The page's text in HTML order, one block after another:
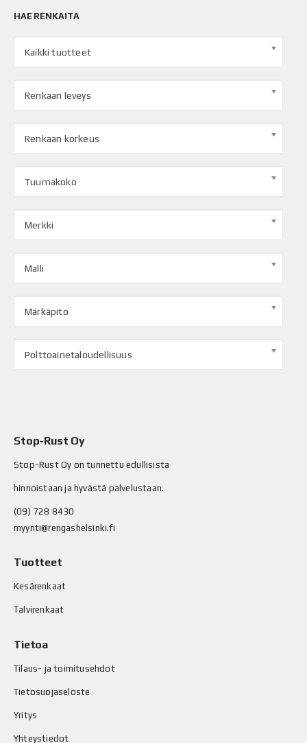
HAE RENKAITA
Kaikki tuotteet
Renkaan leveys
Renkaan korkeus
Tuumakoko
Merkki
Malli
Märkäpito
Polttoainetaloudellisuus
Stop-Rust Oy
Stop-Rust Oy on tunnettu edullisista
hinnoistaan ja hyvästä palvelustaan.
(09) 728 8430
myynti@rengashelsinki.fi
Tuotteet
Kesärenkaat
Talvirenkaat
Tietoa
Tilaus- ja toimitusehdot
Tietosuojaseloste
Yritys
Yhteystiedot